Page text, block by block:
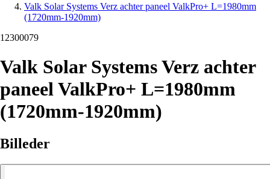
Valk Solar Systems Verz achter paneel ValkPro+ L=1980mm
(1720mm-1920mm)
12300079
Valk Solar Systems Verz achter
paneel ValkPro+ L=1980mm
(1720mm-1920mm)
Billeder